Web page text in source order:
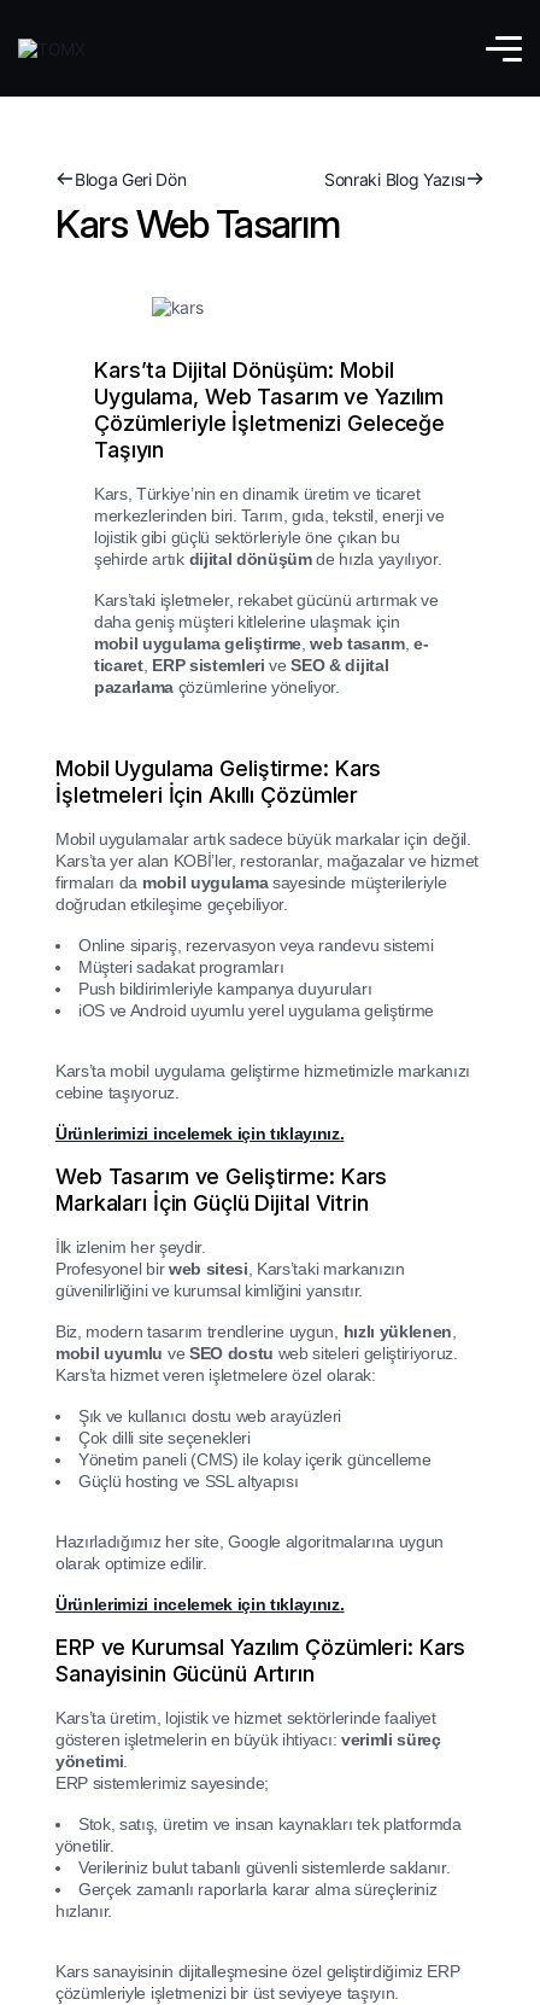
Bloga Geri Dön Sonraki Blog Yazısı
Kars Web Tasarım
Kars’ta Dijital Dönüşüm: Mobil
Uygulama, Web Tasarım ve Yazılım
Çözümleriyle İşletmenizi Geleceğe
Taşıyın
Kars, Türkiye’nin en dinamik üretim ve ticaret
merkezlerinden biri. Tarım, gıda, tekstil, enerji ve
lojistik gibi güçlü sektörleriyle öne çıkan bu
şehirde artık dijital dönüşümde hızla yayılıyor.
Kars’taki işletmeler, rekabet gücünü artırmak ve
daha geniş müşteri kitlelerine ulaşmak için
mobil uygulama geliştirme ,web tasarım,e-
ticaret, ERP sistemleri veSEO & dijital
pazarlama çözümlerine yöneliyor.
Mobil Uygulama Geliştirme: Kars
İşletmeleri İçin Akıllı Çözümler
Mobil uygulamalar artık sadece büyük markalar için değil.
Kars’ta yer alan KOBİ’ler, restoranlar, mağazalar ve hizmet
firmaları da mobil uygulamasayesinde müşterileriyle
doğrudan etkileşime geçebiliyor.
Online sipariş, rezervasyon veya randevu sistemi
Müşteri sadakat programları
Push bildirimleriyle kampanya duyuruları
iOS ve Android uyumlu yerel uygulama geliştirme
Kars’ta mobil uygulama geliştirme hizmetimizle markanızı
cebine taşıyoruz.
Ürünlerimizi incelemek için tıklayınız.
Web Tasarım ve Geliştirme: Kars
Markaları İçin Güçlü Dijital Vitrin
İlk izlenim her şeydir.
Profesyonel birweb sitesi , Kars’taki markanızın
güvenilirliğini ve kurumsal kimliğini yansıtır.
Biz, modern tasarım trendlerine uygun, hızlı yüklenen
mobil uyumlu ve SEO dostu web siteleri geliştiriyoruz.
Kars’ta hizmet veren işletmelere özel olarak:
Şık ve kullanıcı dostu web arayüzleri
Çok dilli site seçenekleri
Yönetim paneli (CMS) ile kolay içerik güncelleme
Güçlü hosting ve SSL altyapısı
Hazırladığımız her site, Google algoritmalarına uygun
olarak optimize edilir.
Ürünlerimizi incelemek için tıklayınız.
ERP ve Kurumsal Yazılım Çözümleri: Kars
Sanayisinin Gücünü Artırın
Kars’ta üretim, lojistik ve hizmet sektörlerinde faaliyet
gösteren işletmelerin en büyük ihtiyacı: verimli süreç
yönetimi
ERP sistemlerimiz sayesinde;
Stok, satış, üretim ve insan kaynakları tek platformda
yönetilir.
Verileriniz bulut tabanlı güvenli sistemlerde saklanır.
Gerçek zamanlı raporlarla karar alma süreçleriniz
hızlanır.
Kars sanayisinin dijitalleşmesine özel geliştirdiğimiz ERP
çözümleriyle işletmenizi bir üst seviyeye taşıyın.